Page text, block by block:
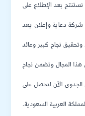
نستنتج بعد الإطلاع على
شركة دعاية وإعلان يعد
وتحقيق نجاح كبير وعائد
المجال وتضمن نجاح
الٱن لتحصل على
العربية السعودية.